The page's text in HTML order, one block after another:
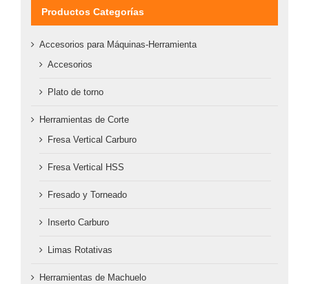
Productos Categorías
Accesorios para Máquinas-Herramienta
Accesorios
Plato de torno
Herramientas de Corte
Fresa Vertical Carburo
Fresa Vertical HSS
Fresado y Torneado
Inserto Carburo
Limas Rotativas
Herramientas de Machuelo